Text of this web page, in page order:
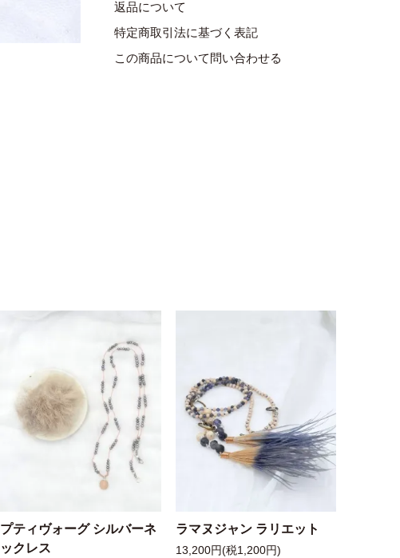
返品について
特定商取引法に基づく表記
この商品について問い合わせる
プティヴォーグ シルバーネ
ックレス
ラマヌジャン ラリエット
13,200円(税1,200円)